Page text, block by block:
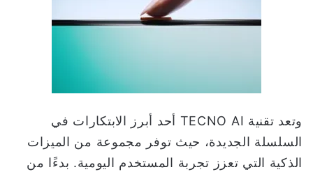
وتعد تقنية TECNO AI أحد أبرز الابتكارات في
السلسلة الجديدة، حيث توفر مجموعة من الميزات
الذكية التي تعزز تجربة المستخدم اليومية. بدءًا من